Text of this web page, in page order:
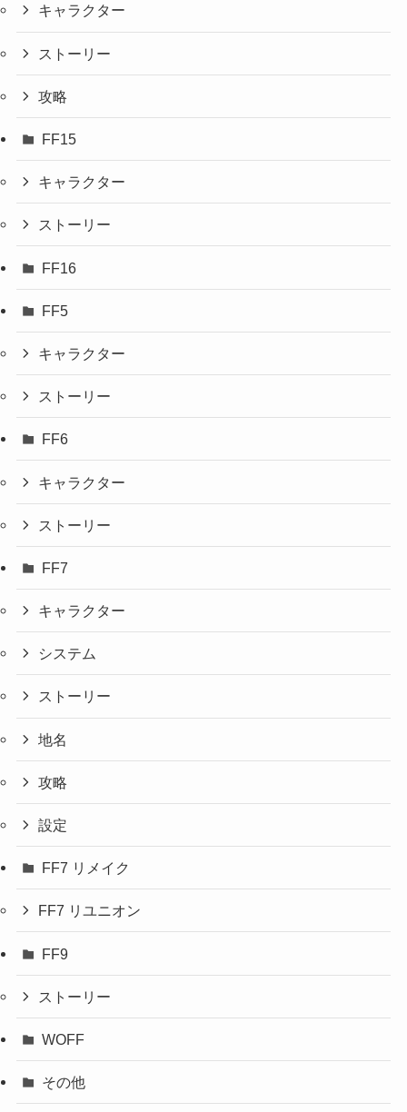
キャラクター
ストーリー
攻略
FF15
キャラクター
ストーリー
FF16
FF5
キャラクター
ストーリー
FF6
キャラクター
ストーリー
FF7
キャラクター
システム
ストーリー
地名
攻略
設定
FF7 リメイク
FF7 リユニオン
FF9
ストーリー
WOFF
その他